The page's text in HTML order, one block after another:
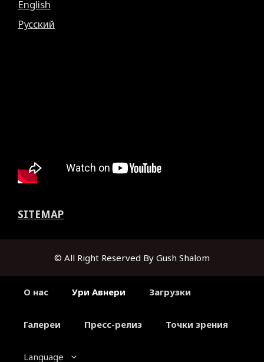
English
Русский
SITEMAP
© All Right Reserved By Gush Shalom
О нас Ури Авнери Загрузки
Галереи Пресс-релиз Точки зрения
Language